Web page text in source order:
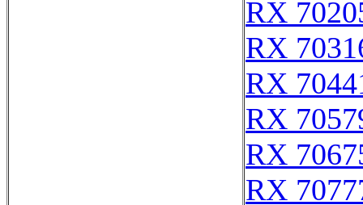
RX
RX
RX
RX
RX
RX